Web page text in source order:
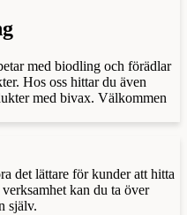
med biodling och förädlar
Hos oss hittar du även
med bivax. Välkommen
det lättare för kunder att hitta
kan du ta över
själv.